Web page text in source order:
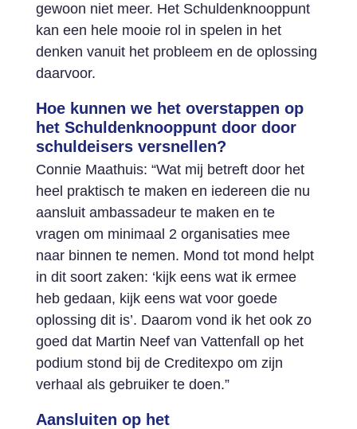
gewoon niet meer. Het Schuldenknooppunt
kan een hele mooie rol in spelen in het
denken vanuit het probleem en de oplossing
daarvoor.
Hoe kunnen we het overstappen op
het Schuldenknooppunt door door
schuldeisers versnellen?
Connie Maathuis: “Wat mij betreft door het
heel praktisch te maken en iedereen die nu
aansluit ambassadeur te maken en te
vragen om minimaal 2 organisaties mee
naar binnen te nemen. Mond tot mond helpt
in dit soort zaken: ‘kijk eens wat ik ermee
heb gedaan, kijk eens wat voor goede
oplossing dit is’. Daarom vond ik het ook zo
goed dat Martin Neef van Vattenfall op het
podium stond bij de Creditexpo om zijn
verhaal als gebruiker te doen.”
Aansluiten op het